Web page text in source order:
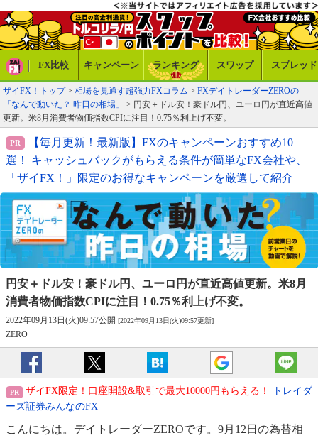
FX比較 キャンペーン ランキング スワップ スプレッド
ザイFX！トップ> 相場を見通す超強力FXコラム > FXデイトレーダーZEROの
「なんで動いた？ 昨日の相場」
> 円安＋ドル安！豪ドル円、ユーロ円が直近高値
更新。米8月消費者物価指数CPIに注目！0.75％利上げ不変。
【毎月更新！最新版】FXのキャンペーンおすすめ10
選！ キャッシュバックがもらえる条件が簡単なFX会社や、
「ザイFX！」限定のお得なキャンペーンを厳選して紹介
円安＋ドル安！豪ドル円、ユーロ円が直近高値更新。 米8月
消費者物価指数CPIに注目！0.75％利上げ不変。
2022年09月13日(火)09:57公開 [2022年09月13日(火)09:57更新]
ZERO
ザイFX限定！口座開設&取引で最大10000円もらえる！
トレイダ
ーズ証券みんなのFX
こんにちは。デイトレーダーZEROです。9月12日の為替相